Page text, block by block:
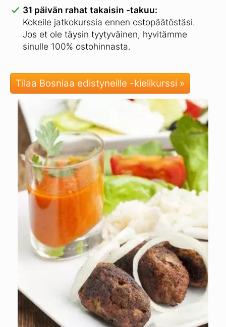
31 päivän rahat takaisin -takuu:
Kokeile jatkokurssia ennen ostopäätöstäsi.
Jos et ole täysin tyytyväinen, hyvitämme
sinulle 100% ostohinnasta.
Tilaa Bosniaa edistyneille -kielikurssi »